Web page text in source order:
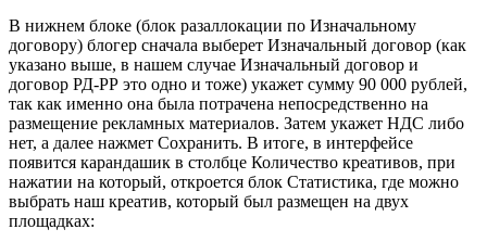
В нижнем блоке (блок разаллокации по Изначальному
договору) блогер сначала выберет Изначальный договор (как
указано выше, в нашем случае Изначальный договор и
договор РД-РР это одно и тоже) укажет сумму 90 000 рублей,
так как именно она была потрачена непосредственно на
размещение рекламных материалов. Затем укажет НДС либо
нет, а далее нажмет Сохранить. В итоге, в интерфейсе
появится карандашик в столбце Количество креативов, при
нажатии на который, откроется блок Статистика, где можно
выбрать наш креатив, который был размещен на двух
площадках: